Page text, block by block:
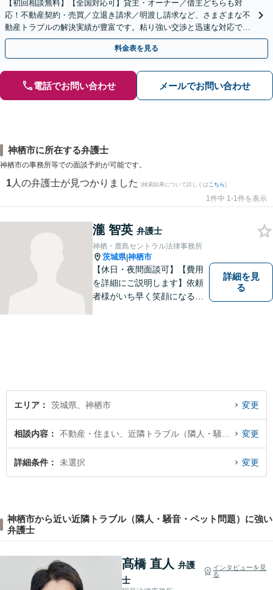
【初回相談無料】【全国対応可】貸主・オーナー／借主どちらも対
応！不動産契約・売買／立退き請求／明渡し請求など、さまざまな不
動産トラブルの解決実績が豊富です。粘り強い交渉と迅速な対応で、
最善の解決を目指します【Web・電話相談可】
料金表を見る
電話でお問い合わせ メールでお問い合わせ
神栖市に所在する弁護士
神栖市の事務所等での面談予約が可能です。
1 人の弁護士が見つかりました (検索結果について詳しくは こちら)
1件中 1-1件を表示
瀧 智英 弁護士
神栖・鹿島セントラル法律事務所
茨城県|神栖市
【休日・夜間面談可】【費用
を詳細にご説明します】依頼
者様がいち早く笑顔になるよ
詳細を見
る
エリア 茨城県、神栖市 変更
相談内容 変更
詳細条件 未選択 変更
神栖市から近い近隣トラブル（隣人・騒音・ペット問題）に強い
弁護士
髙橋 直人 弁護
士
インタビューを見
る